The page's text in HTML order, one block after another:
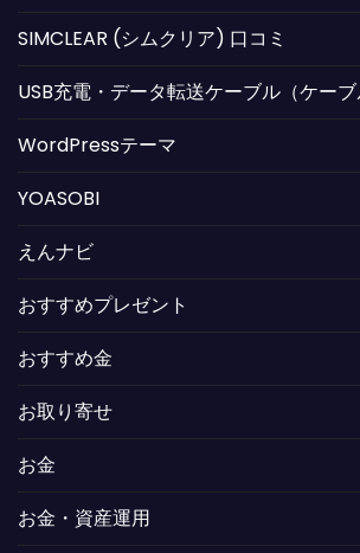
SIMCLEAR (シムクリア) 口コミ
USB充電・データ転送ケーブル（ケーブ
WordPressテーマ
YOASOBI
えんナビ
おすすめプレゼント
おすすめ金
お取り寄せ
お金
お金・資産運用